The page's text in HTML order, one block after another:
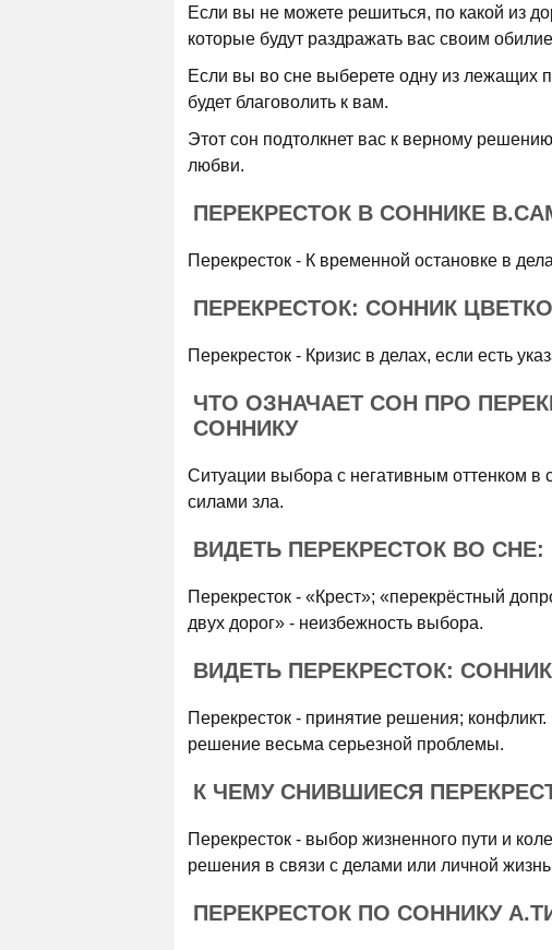
Если вы не можете решиться, по какой из
которые будут раздражать вас своим
Если вы во сне выберете одну из лежащих
будет благоволить к вам.
Этот сон подтолкнет вас к верному
любви.
ПЕРЕКРЕСТОК В СОННИКЕ
Перекресток - К временной остановке в
ПЕРЕКРЕСТОК: СОННИК
Перекресток - Кризис в делах, если есть
ЧТО ОЗНАЧАЕТ СОН ПРО
СОННИКУ
Ситуации выбора с негативным оттенком в
силами зла.
ВИДЕТЬ ПЕРЕКРЕСТОК ВО
Перекресток - «Крест»; «перекрёстный
двух дорог» - неизбежность выбора.
ВИДЕТЬ ПЕРЕКРЕСТОК:
Перекресток - принятие решения;
решение весьма серьезной проблемы.
К ЧЕМУ СНИВШИЕСЯ
Перекресток - выбор жизненного пути и
решения в связи с делами или личной
ПЕРЕКРЕСТОК ПО СОННИКУ